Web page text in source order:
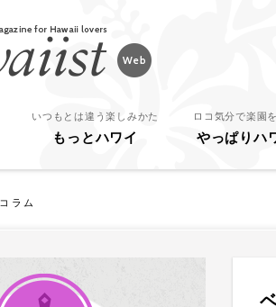
いつもとは違う楽しみかた
もっとハワイ
ロコ気分で楽園
やっぱりハ
コラム